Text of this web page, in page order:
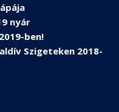
nyár
ben!
Szigeteken 2018-